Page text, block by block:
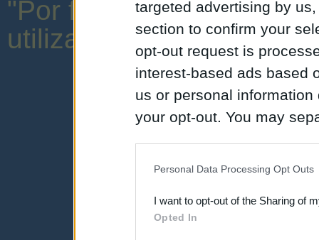
targeted advertising by
section to confirm your
opt-out request is
interest-based ads based
us or personal
your opt-out. You may
Downstream Participants
third parties.
Personal Data Processing Opt Outs
I want to opt-out of the Sharing of
Opted In
"Por favor, no abuse de
utilizar una expresión y